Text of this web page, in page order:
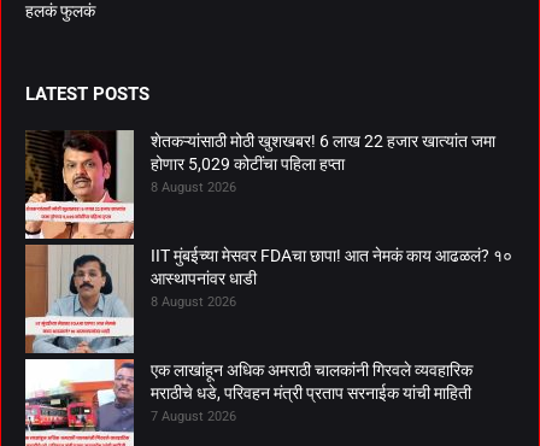
हलकं फुलकं
LATEST POSTS
शेतकऱ्यांसाठी मोठी खुशखबर! 6 लाख 22 हजार खात्यांत जमा
होणार 5,029 कोटींचा पहिला हप्ता
8 August 2026
IIT मुंबईच्या मेसवर FDAचा छापा! आत नेमकं काय आढळलं? १०
आस्थापनांवर धाडी
8 August 2026
एक लाखांहून अधिक अमराठी चालकांनी गिरवले व्यवहारिक
मराठीचे धडे, परिवहन मंत्री प्रताप सरनाईक यांची माहिती
7 August 2026